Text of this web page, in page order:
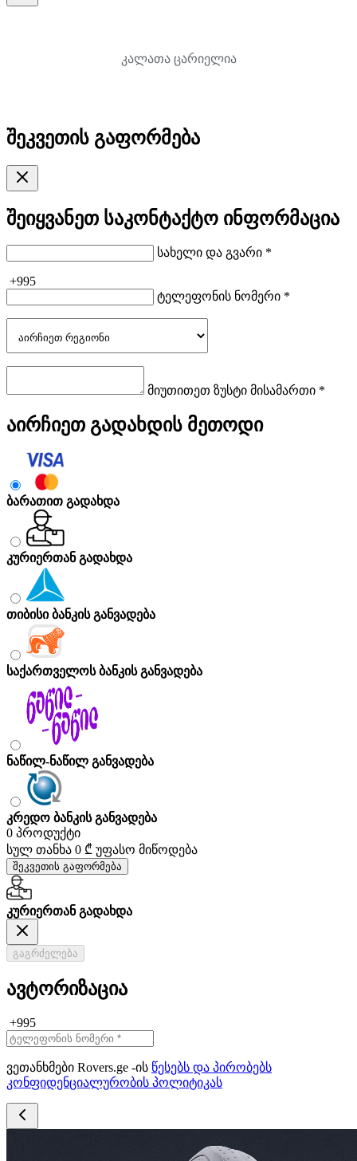
კალათა ცარიელია
შეკვეთის გაფორმება
შეიყვანეთ საკონტაქტო ინფორმაცია
სახელი და გვარი *
+995
ტელეფონის ნომერი *
მიუთითეთ ზუსტი მისამართი *
აირჩიეთ გადახდის მეთოდი
ბარათით გადახდა
კურიერთან გადახდა
თიბისი ბანკის განვადება
საქართველოს ბანკის განვადება
ნაწილ-ნაწილ განვადება
კრედო ბანკის განვადება
0 პროდუქტი
სულ თანხა 0 ₾ უფასო მიწოდება
შეკვეთის გაფორმება
კურიერთან გადახდა
გაგრძელება
ავტორიზაცია
+995
ვეთანხმები Rovers.ge -ის წესებს და პირობებს
კონფიდენციალურობის პოლიტიკას